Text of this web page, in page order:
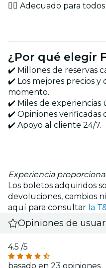
🏋️‍♂️ Adecuado para
¿Por qué elegir
✔️ Millones de reservas
✔️ Los mejores precios y
momento.
✔️ Miles de experiencias
✔️ Opiniones verificadas
✔️ Apoyo al cliente 24/7.
Experiencia
Los boletos adquiridos
devoluciones, cambios
aquí para consultar la
Opiniones de
4.5 /5
basado en 23 opiniones